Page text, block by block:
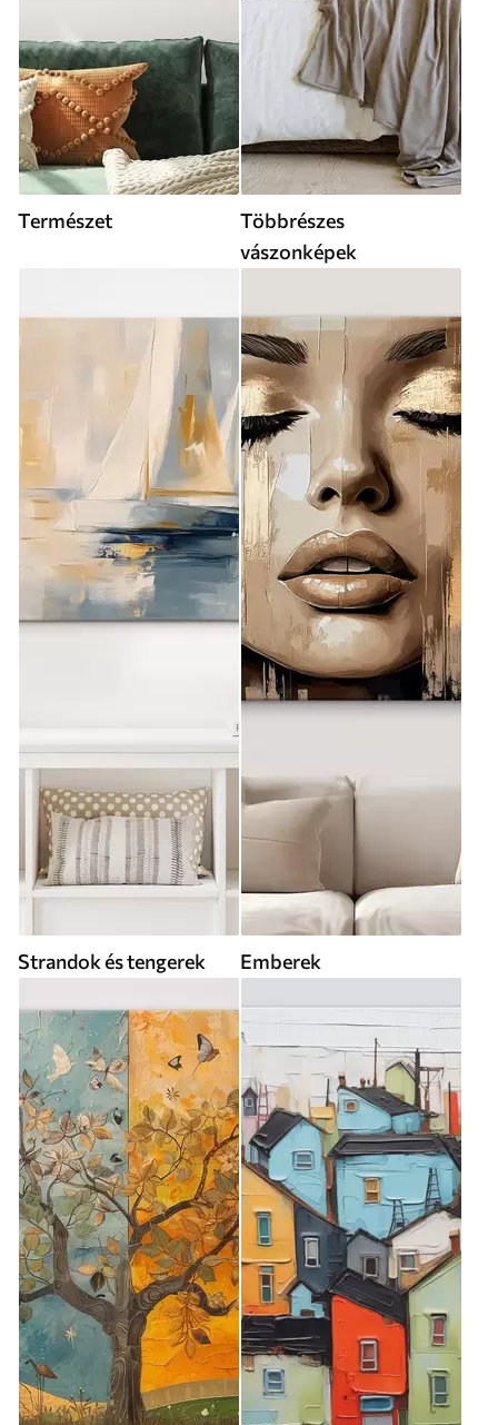
Természet
Többrészes
vászonképek
Strandok és tengerek Emberek